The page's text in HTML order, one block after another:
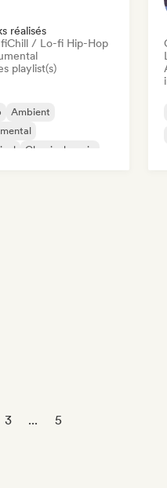
réalisés
Chill / Lo-fi Hip-Hop
playlist(s)
Ambient
Classical music
3 ... 5